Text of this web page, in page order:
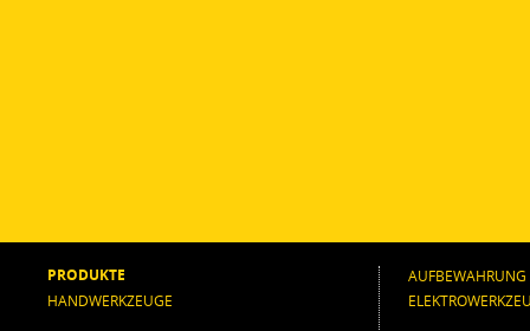
PRODUKTE
HANDWERKZEUGE
AUFBEWAHRUNG